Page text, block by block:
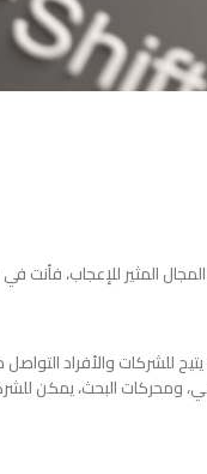
المثير للإعجاب، فأنت
يتيح للشركات والأفراد
ومحركات البحث، يمكن